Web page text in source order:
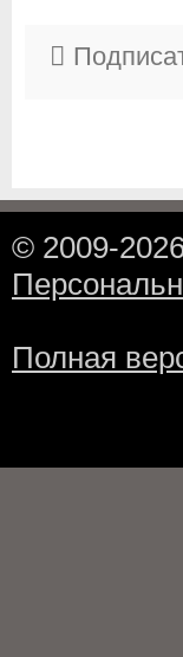
© 2009-
Полная